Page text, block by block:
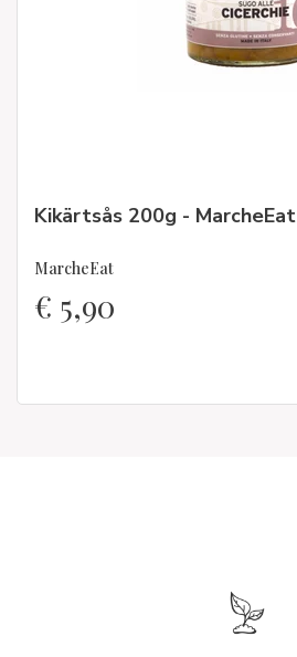
Kikärtsås 200g - MarcheEat
MarcheEat
€ 5,90